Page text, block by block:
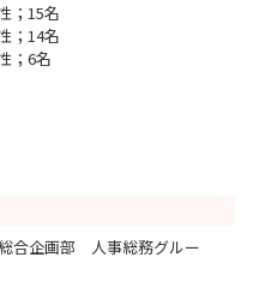
；15名
；14名
；6名
合企画部 人事総務グルー